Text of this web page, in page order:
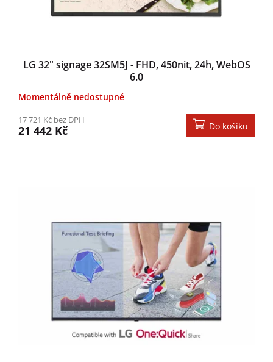
LG 32" signage 32SM5J - FHD, 450nit, 24h, WebOS
6.0
Momentálně nedostupné
17 721 Kč bez DPH
21 442 Kč Do košíku